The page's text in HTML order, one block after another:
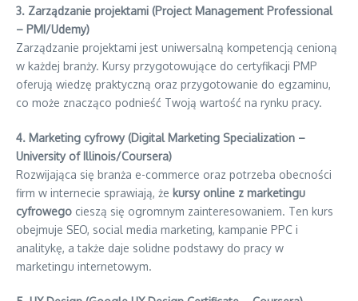
3. Zarządzanie projektami (Project Management Professional
– PMI/Udemy)
Zarządzanie projektami jest uniwersalną kompetencją cenioną
w każdej branży. Kursy przygotowujące do certyfikacji PMP
oferują wiedzę praktyczną oraz przygotowanie do egzaminu,
co może znacząco podnieść Twoją wartość na rynku pracy.
4. Marketing cyfrowy (Digital Marketing Specialization –
University of Illinois/Coursera)
Rozwijająca się branża e-commerce oraz potrzeba obecności
firm w internecie sprawiają, że kursy online z marketingu
cyfrowego cieszą się ogromnym zainteresowaniem. Ten kurs
obejmuje SEO, social media marketing, kampanie PPC i
analitykę, a także daje solidne podstawy do pracy w
marketingu internetowym.